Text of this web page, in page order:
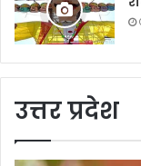
उत्तर प्रदेश